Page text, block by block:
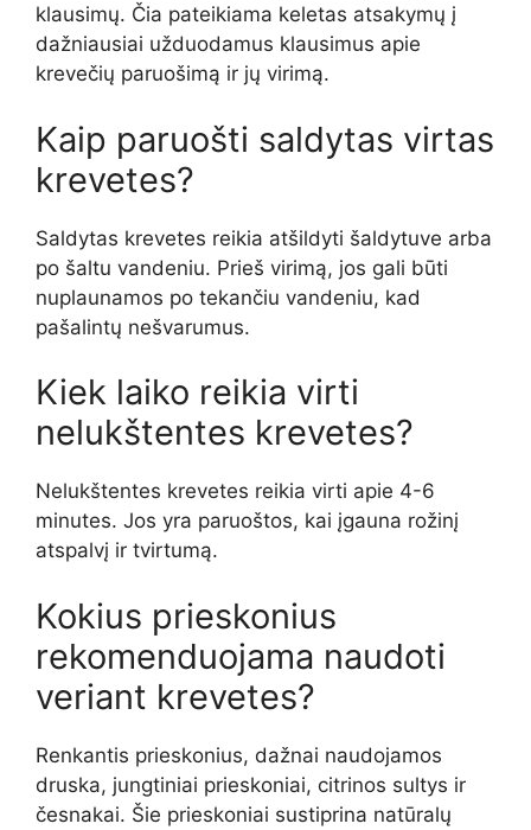
klausimų. Čia pateikiama keletas atsakymų į
dažniausiai užduodamus klausimus apie
krevečių paruošimą ir jų virimą.
Kaip paruošti saldytas virtas
krevetes?
Saldytas krevetes reikia atšildyti šaldytuve arba
po šaltu vandeniu. Prieš virimą, jos gali būti
nuplaunamos po tekančiu vandeniu, kad
pašalintų nešvarumus.
Kiek laiko reikia virti
nelukštentes krevetes?
Nelukštentes krevetes reikia virti apie 4-6
minutes. Jos yra paruoštos, kai įgauna rožinį
atspalvį ir tvirtumą.
Kokius prieskonius
rekomenduojama naudoti
veriant krevetes?
Renkantis prieskonius, dažnai naudojamos
druska, jungtiniai prieskoniai, citrinos sultys ir
česnakai. Šie prieskoniai sustiprina natūralų